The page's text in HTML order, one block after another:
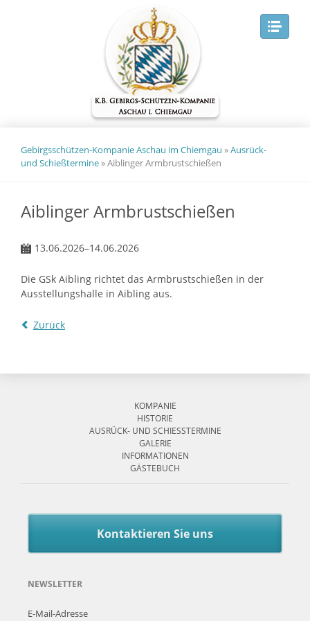
Gebirgsschützen-Kompanie Aschau im Chiemgau »Ausrück-
und Schießtermine»Aiblinger Armbrustschießen
Aiblinger Armbrustschießen
13.06.2026–14.06.2026
Die GSk Aibling richtet das Armbrustschießen in der
Ausstellungshalle in Aibling aus.
Zurück
Navigation
KOMPANIE
HISTORIE
AUSRÜCK- UND SCHIESSTERMINE
GALERIE
INFORMATIONEN
GÄSTEBUCH
Kontaktieren Sie uns
NEWSLETTER
E-Mail-Adresse